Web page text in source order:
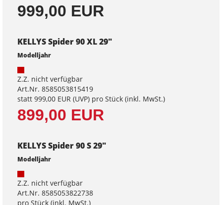
999,00 EUR
KELLYS Spider 90 XL 29"
Modelljahr
Z.Z. nicht verfügbar
Art.Nr. 8585053815419
statt 999,00 EUR (UVP) pro Stück (inkl. MwSt.)
899,00 EUR
KELLYS Spider 90 S 29"
Modelljahr
Z.Z. nicht verfügbar
Art.Nr. 8585053822738
pro Stück (inkl. MwSt.)